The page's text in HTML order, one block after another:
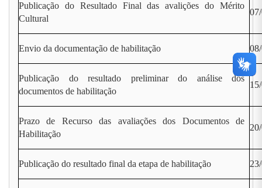
Publicação do Resultado Final das avalições do Mérito
Cultural
Envio da documentação de habilitação
Publicação do resultado preliminar do análise dos
documentos de habilitação
Prazo de Recurso das avaliações dos Documentos de
Habilitação
Publicação do resultado final da etapa de habilitação